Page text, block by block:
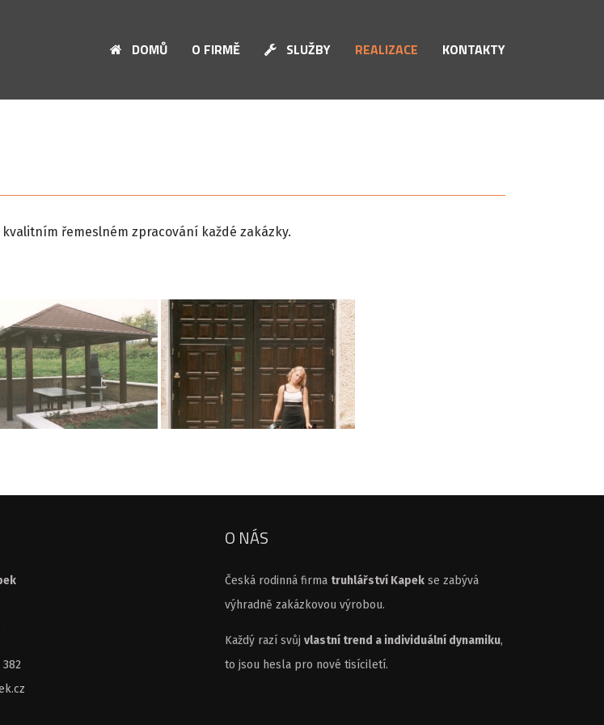
DOMŮ O FIRMĚ SLUŽBY REALIZACE KONTAKTY
řemeslném zpracování každé zakázky.
382
O NÁS
Česká rodinná firma truhlářství Kapek se zabývá
výhradně zakázkovou výrobou.
Každý razí svůjvlastní trend a individuální dynamiku,
to jsou hesla pro nové tisíciletí.